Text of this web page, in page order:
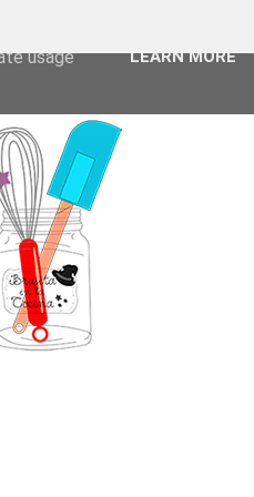
agent
usage
LEARN MORE